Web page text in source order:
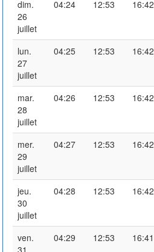
dim.
26
juillet
04:24 12:53 16:42
lun.
27
juillet
04:25 12:53 16:42
mar.
28
juillet
04:26 12:53 16:42
mer.
29
juillet
04:27 12:53 16:42
jeu.
30
juillet
04:28 12:53 16:42
ven.
31
04:29 12:53 16:41